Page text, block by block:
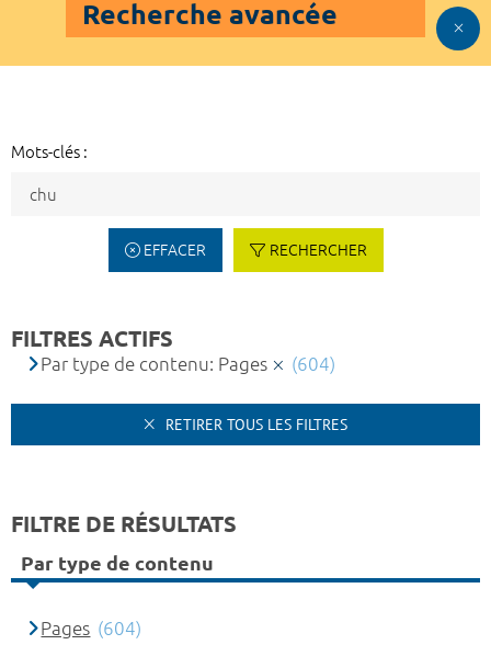
Recherche avancée
Mots-clés :
EFFACER RECHERCHER
FILTRES ACTIFS
Par type de contenu: Pages (604)
RETIRER TOUS LES FILTRES
FILTRE DE RÉSULTATS
Par type de contenu
Pages (604)